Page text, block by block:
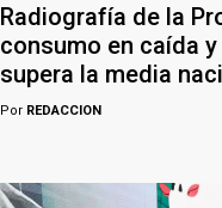
Radiografía de la
consumo en caída
supera la media
Por REDACCION